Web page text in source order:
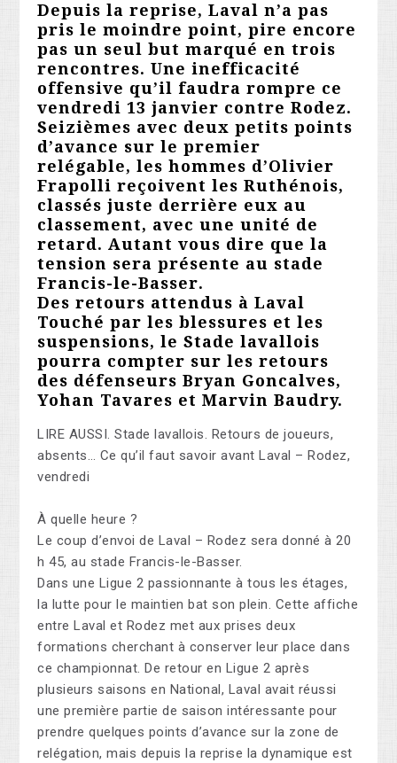
Depuis la reprise, Laval n’a pas
pris le moindre point, pire encore
pas un seul but marqué en trois
rencontres. Une inefficacité
offensive qu’il faudra rompre ce
vendredi 13 janvier contre Rodez.
Seizièmes avec deux petits points
d’avance sur le premier
relégable, les hommes d’Olivier
Frapolli reçoivent les Ruthénois,
classés juste derrière eux au
classement, avec une unité de
retard. Autant vous dire que la
tension sera présente au stade
Francis-le-Basser.
Des retours attendus à Laval
Touché par les blessures et les
suspensions, le Stade lavallois
pourra compter sur les retours
des défenseurs Bryan Goncalves,
Yohan Tavares et Marvin Baudry.
LIRE AUSSI. Stade lavallois. Retours de joueurs,
absents… Ce qu’il faut savoir avant Laval – Rodez,
vendredi
À quelle heure ?
Le coup d’envoi de Laval – Rodez sera donné à 20
h 45, au stade Francis-le-Basser.
Dans une Ligue 2 passionnante à tous les étages,
la lutte pour le maintien bat son plein. Cette affiche
entre Laval et Rodez met aux prises deux
formations cherchant à conserver leur place dans
ce championnat. De retour en Ligue 2 après
plusieurs saisons en National, Laval avait réussi
une première partie de saison intéressante pour
prendre quelques points d’avance sur la zone de
relégation, mais depuis la reprise la dynamique est